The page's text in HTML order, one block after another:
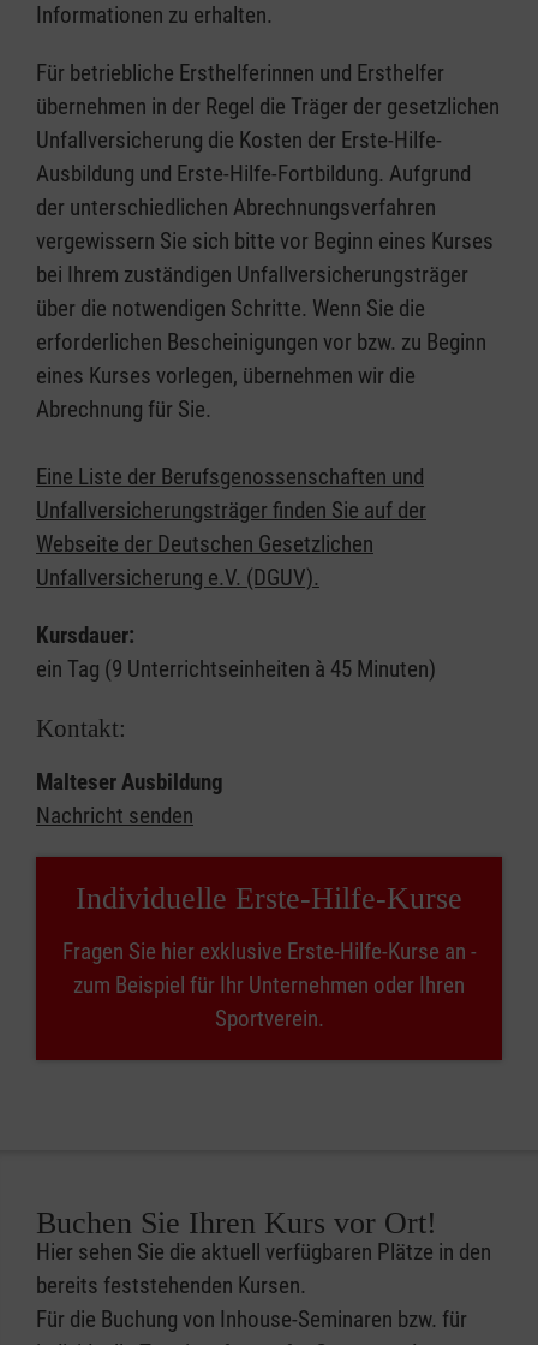
Informationen zu erhalten.
Für betriebliche Ersthelferinnen und Ersthelfer
übernehmen in der Regel die Träger der gesetzlichen
Unfallversicherung die Kosten der Erste-Hilfe-
Ausbildung und Erste-Hilfe-Fortbildung. Aufgrund
der unterschiedlichen Abrechnungsverfahren
vergewissern Sie sich bitte vor Beginn eines Kurses
bei Ihrem zuständigen Unfallversicherungsträger
über die notwendigen Schritte. Wenn Sie die
erforderlichen Bescheinigungen vor bzw. zu Beginn
eines Kurses vorlegen, übernehmen wir die
Abrechnung für Sie.
Eine Liste der Berufsgenossenschaften und
Unfallversicherungsträger finden Sie auf der
Webseite der Deutschen Gesetzlichen
Unfallversicherung e.V. (DGUV).
Kursdauer:
ein Tag (9 Unterrichtseinheiten à 45 Minuten)
Kontakt:
Malteser Ausbildung
Nachricht senden
Individuelle Erste-Hilfe-Kurse
Fragen Sie hier exklusive Erste-Hilfe-Kurse an -
zum Beispiel für Ihr Unternehmen oder Ihren
Sportverein.
Buchen Sie Ihren Kurs vor Ort!
Hier sehen Sie die aktuell verfügbaren Plätze in den
bereits feststehenden Kursen.
Für die Buchung von Inhouse-Seminaren bzw. für